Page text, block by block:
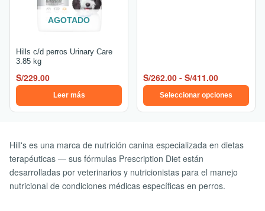
AGOTADO
Hills c/d perros Urinary Care
3.85 kg
S/229.00
Leer más
S/262.00 - S/411.00
Seleccionar opciones
página
producto
Hill's es una marca de nutrición canina especializada en dietas
terapéuticas — sus fórmulas Prescription Diet están
desarrolladas por veterinarios y nutricionistas para el manejo
nutricional de condiciones médicas específicas en perros.